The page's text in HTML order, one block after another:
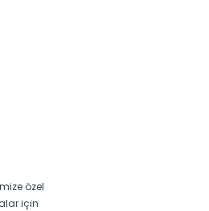
özel
için